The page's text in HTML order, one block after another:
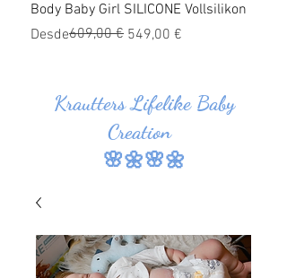
Krautters Lifelike Baby
Creation
🌸🌼🌸🌼
Body Baby Girl SILICONE Vollsilikon
Desde
Precio609,00 € 549,00 €
Precio de oferta